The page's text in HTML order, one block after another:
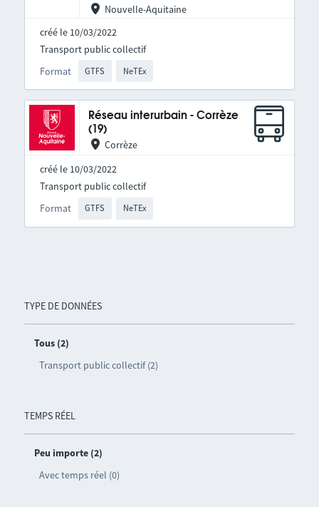
TYPE DE DONNÉES
Tous (2)
Transport public collectif (2)
TEMPS RÉEL
Peu importe (2)
Avec temps réel (0)
Nouvelle-Aquitaine
créé le 10/03/2022
Format GTFS NeTEx
Transport public collectif
Réseau interurbain - Corrèze
(19)
Corrèze
créé le 10/03/2022
Format GTFS NeTEx
Transport public collectif